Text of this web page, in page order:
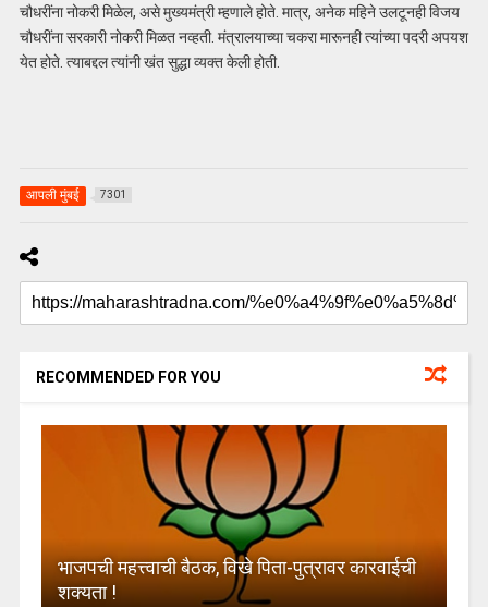
चौधरींना नोकरी मिळेल, असे मुख्यमंत्री म्हणाले होते. मात्र, अनेक महिने उलटूनही विजय
चौधरींना सरकारी नोकरी मिळत नव्हती. मंत्रालयाच्या चकरा मारूनही त्यांच्या पदरी अपयश
येत होते. त्याबद्दल त्यांनी खंत सुद्धा व्यक्त केली होती.
आपली मुंबई 7301
RECOMMENDED FOR YOU
भाजपची महत्त्वाची बैठक, विखे पिता-पुत्रावर कारवाईची
शक्यता !